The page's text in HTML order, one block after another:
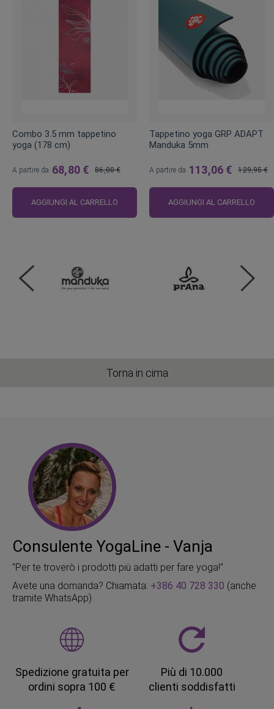
Combo 3.5 mm tappetino
yoga (178 cm)
A partire da 68,80 €
regolare
86,00 €
AGGIUNGI AL CARRELLO
Tappetino yoga GRP ADAPT
Manduka 5mm
A partire da 113,06 €
regolare
129,95 €
AGGIUNGI AL CARRELLO
Torna in cima
Consulente YogaLine - Vanja
"Per te troverò i prodotti più adatti per fare yoga!"
Avete una domanda? Chiamata: +386 40 728 330 (anche
tramite WhatsApp)
Spedizione gratuita per
ordini sopra 100 €
Più di 10.000
clienti soddisfatti